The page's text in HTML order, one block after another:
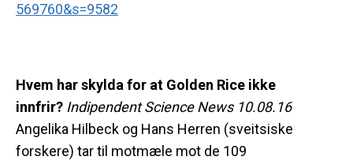
569760&s=9582
Hvem har skylda for at Golden Rice ikke
innfrir? Indipendent Science News 10.08.16
Angelika Hilbeck og Hans Herren (sveitsiske
forskere) tar til motmæle mot de 109